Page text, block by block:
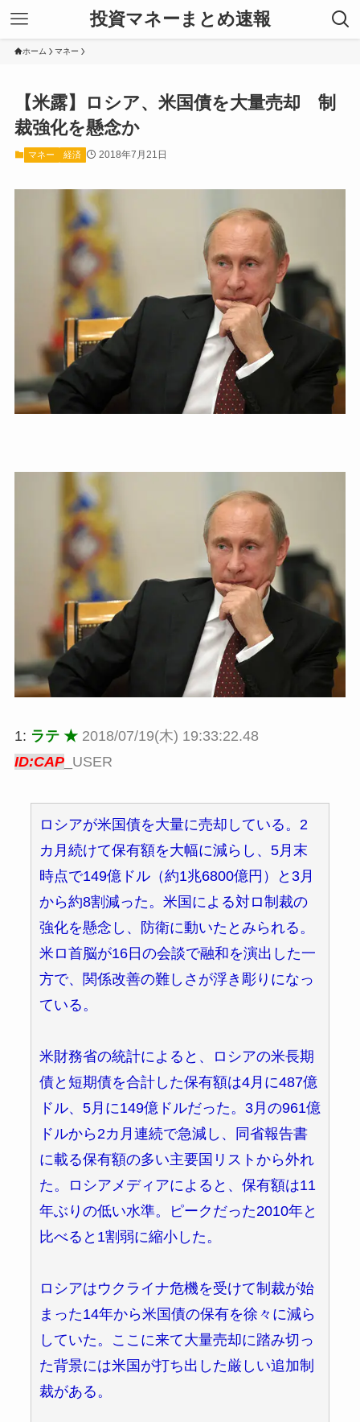
投資マネーまとめ速報
ホーム マネー
【米露】ロシア、米国債を大量売却 制
裁強化を懸念か
マネー 経済 2018年7月21日
1: ラテ ★ 2018/07/19(木) 19:33:22.48
ID:CAP_USER
ロシアが米国債を大量に売却している。2
カ月続けて保有額を大幅に減らし、5月末
時点で149億ドル（約1兆6800億円）と3月
から約8割減った。米国による対ロ制裁の
強化を懸念し、防衛に動いたとみられる。
米ロ首脳が16日の会談で融和を演出した一
方で、関係改善の難しさが浮き彫りになっ
ている。
米財務省の統計によると、ロシアの米長期
債と短期債を合計した保有額は4月に487億
ドル、5月に149億ドルだった。3月の961億
ドルから2カ月連続で急減し、同省報告書
に載る保有額の多い主要国リストから外れ
た。ロシアメディアによると、保有額は11
年ぶりの低い水準。ピークだった2010年と
比べると1割弱に縮小した。
ロシアはウクライナ危機を受けて制裁が始
まった14年から米国債の保有を徐々に減ら
していた。ここに来て大量売却に踏み切っ
た背景には米国が打ち出した厳しい追加制
裁がある。